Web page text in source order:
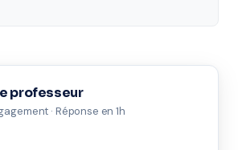
professeur
· Réponse en 1h